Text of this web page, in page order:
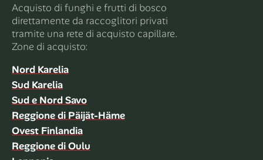
Acquisto di funghi e frutti di bosco
direttamente da raccoglitori privati ​​
tramite una rete di acquisto capillare.
Zone di acquisto:
Nord Karelia
Sud Karelia
Sud e Nord Savo
Reggione di Päijät-Häme
Ovest Finlandia
Reggione di Oulu